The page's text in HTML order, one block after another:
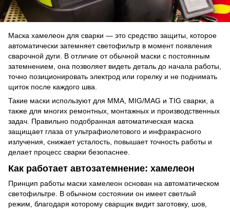
Маска хамелеон для сварки — это средство защиты, которое
автоматически затемняет светофильтр в момент появления
сварочной дуги. В отличие от обычной маски с постоянным
затемнением, она позволяет видеть деталь до начала работы,
точно позиционировать электрод или горелку и не поднимать
щиток после каждого шва.
Такие маски используют для MMA, MIG/MAG и TIG сварки, а
также для многих ремонтных, монтажных и производственных
задач. Правильно подобранная автоматическая маска
защищает глаза от ультрафиолетового и инфракрасного
излучения, снижает усталость, повышает точность работы и
делает процесс сварки безопаснее.
Как работает автозатемнение: хамелеон
Принцип работы маски хамелеон основан на автоматическом
светофильтре. В обычном состоянии он имеет светлый
режим, благодаря которому сварщик видит заготовку, шов,